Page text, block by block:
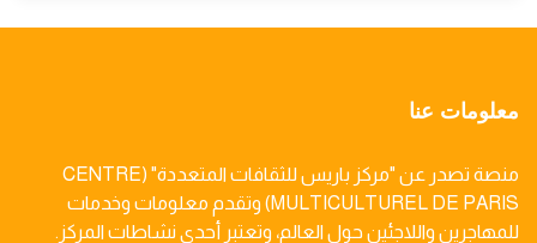
معلومات عنا
منصة تصدر عن "مركز باريس للثقافات المتعددة" (CENTRE
MULTICULTUREL DE PARIS) وتقدم معلومات وخدمات
للمهاجرين واللاجئين حول العالم، وتعتبر أحدى نشاطات المركز.